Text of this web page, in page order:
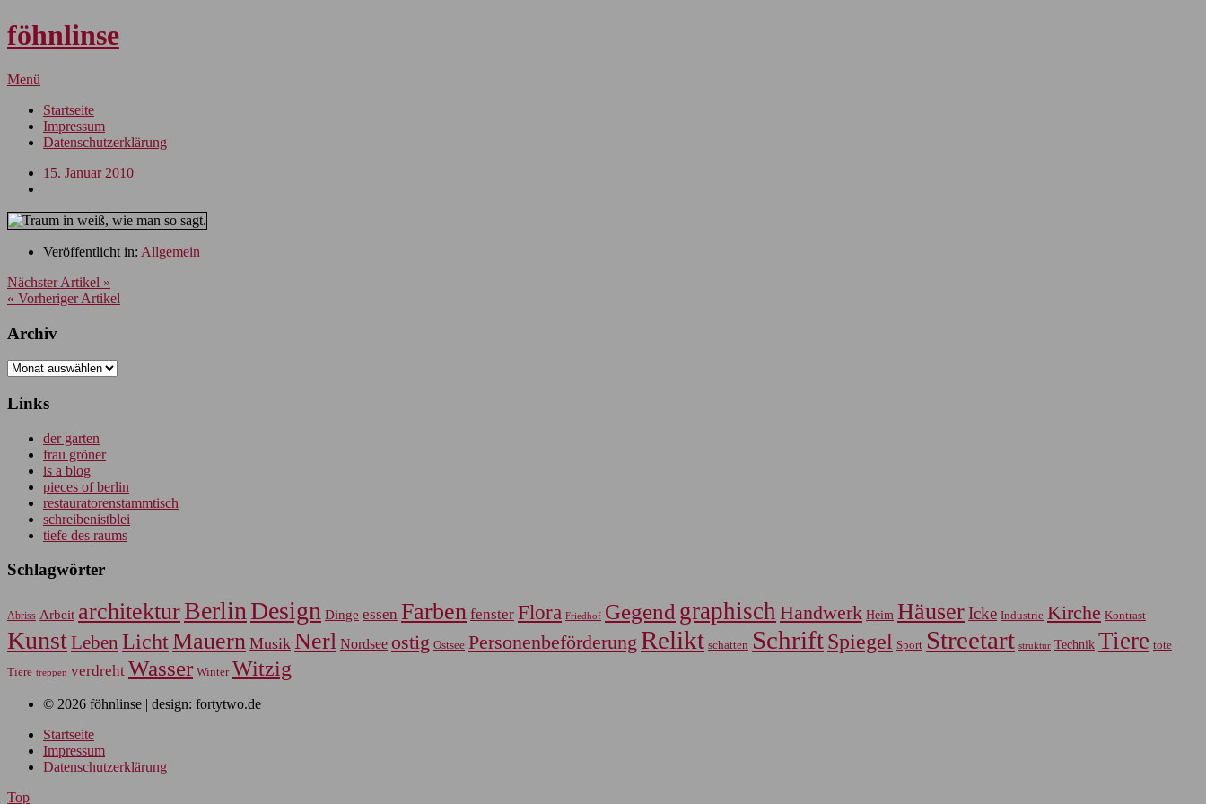
föhnlinse
Menü
Startseite
Impressum
Datenschutzerklärung
15. Januar 2010
Veröffentlicht in: Allgemein
Nächster Artikel »
« Vorheriger Artikel
Archiv
Archiv
Links
der garten
frau gröner
is a blog
pieces of berlin
restauratorenstammtisch
schreibenistblei
tiefe des raums
Schlagwörter
Abriss Arbeit architekturBerlin Design Dinge essen Farben fenster Flora Friedhof Gegend graphisch Handwerk Heim HäuserIcke Industrie Kirche Kontrast
KunstLeben LichtMauern Musik Nerl Nordsee ostig Ostsee Personenbeförderung Relikt schatten SchriftSpiegel Sport Streetart struktur Technik Tiere tote
Tiere treppen verdreht Wasser Winter Witzig
© 2026 föhnlinse | design: fortytwo.de
Startseite
Impressum
Datenschutzerklärung
Top